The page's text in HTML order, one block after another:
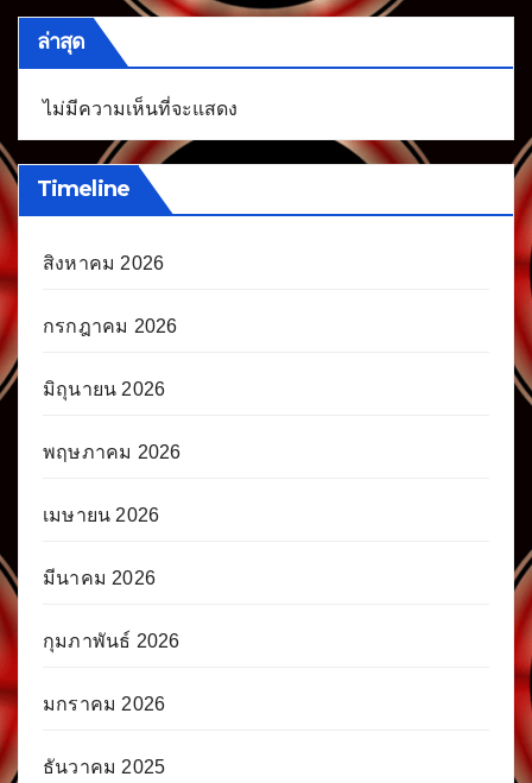
ล่าสุด
ไม่มีความเห็นที่จะแสดง
Timeline
สิงหาคม 2026
กรกฎาคม 2026
มิถุนายน 2026
พฤษภาคม 2026
เมษายน 2026
มีนาคม 2026
กุมภาพันธ์ 2026
มกราคม 2026
ธันวาคม 2025